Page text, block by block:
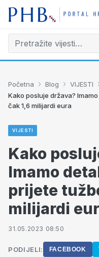
Početna › Blog › VIJESTI
Kako posluje država?
čak 1,6 milijardi eura
VIJESTI
Kako
Imamo
prijete
milijardi
31.05.2023 08:50
PODIJELI: FACEBOOK